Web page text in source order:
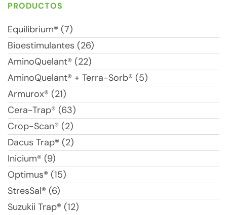
PRODUCTOS
Equilibrium® (7)
Bioestimulantes (26)
AminoQuelant® (22)
AminoQuelant® + Terra-Sorb® (5)
Armurox® (21)
Cera-Trap® (63)
Crop-Scan® (2)
Dacus Trap® (2)
Inicium® (9)
Optimus® (15)
StresSal® (6)
Suzukii Trap® (12)